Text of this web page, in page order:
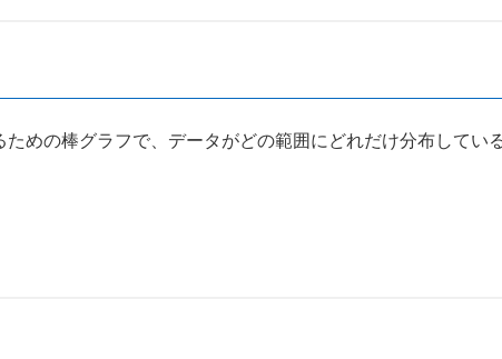
めの棒グラフで、データがどの範囲にどれだけ分布してい